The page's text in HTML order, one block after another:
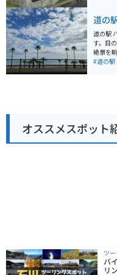
として
や、熊
道の駅
た料理
道の
道の駅
す。目
絶景を眺
物内に
ンが
鮮丼
ク専用
道路は、
には、
#道の駅
オススメスポット
ツ
バ
リ